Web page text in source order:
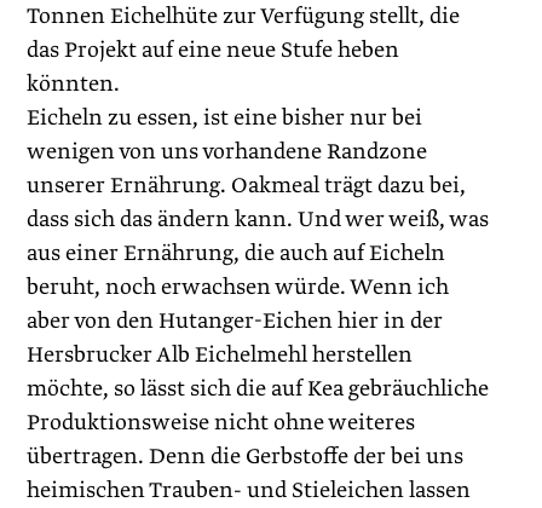
Tonnen Eichelhüte zur Verfügung stellt, die
das Projekt auf eine neue Stufe heben
könnten.
Eicheln zu essen, ist eine bisher nur bei
wenigen von uns vorhandene Randzone
unserer Ernährung. Oakmeal trägt dazu bei,
dass sich das ändern kann. Und wer weiß, was
aus einer Ernährung, die auch auf Eicheln
beruht, noch erwachsen würde. Wenn ich
aber von den Hutanger-Eichen hier in der
Hersbrucker Alb Eichelmehl herstellen
möchte, so lässt sich die auf Kea gebräuchliche
Produktionsweise nicht ohne weiteres
übertragen. Denn die Gerbstoffe der bei uns
heimischen Trauben- und Stieleichen lassen